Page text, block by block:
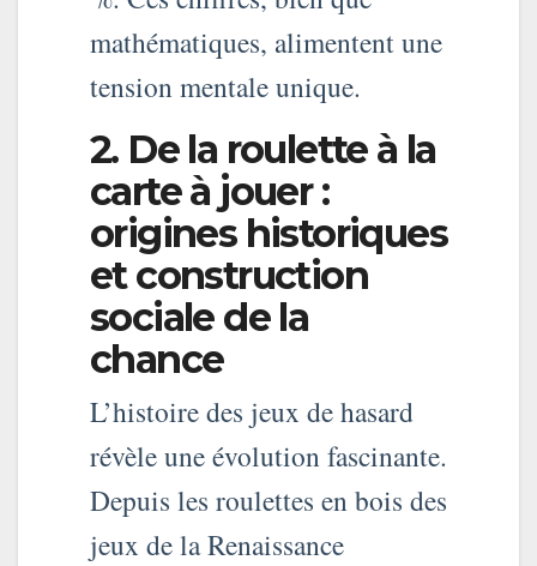
mathématiques, alimentent une
tension mentale unique.
2. De la roulette à la
carte à jouer :
origines historiques
et construction
sociale de la
chance
L’histoire des jeux de hasard
révèle une évolution fascinante.
Depuis les roulettes en bois des
jeux de la Renaissance